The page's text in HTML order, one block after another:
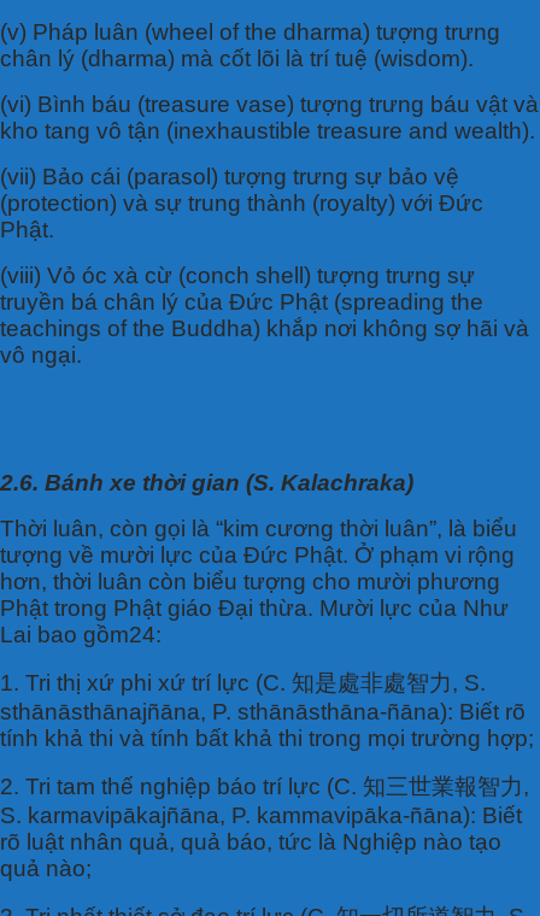
(v) Pháp luân (wheel of the dharma) tượng trưng
chân lý (dharma) mà cốt lõi là trí tuệ (wisdom).
(vi) Bình báu (treasure vase) tượng trưng báu vật và
kho tang vô tận (inexhaustible treasure and wealth).
(vii) Bảo cái (parasol) tượng trưng sự bảo vệ
(protection) và sự trung thành (royalty) với Đức
Phật.
(viii) Vỏ óc xà cừ (conch shell) tượng trưng sự
truyền bá chân lý của Đức Phật (spreading the
teachings of the Buddha) khắp nơi không sợ hãi và
vô ngại.
2.6. Bánh xe thời gian (S. Kalachraka)
Thời luân, còn gọi là “kim cương thời luân”, là biểu
tượng về mười lực của Đức Phật. Ở phạm vi rộng
hơn, thời luân còn biểu tượng cho mười phương
Phật trong Phật giáo Đại thừa. Mười lực của Như
Lai bao gồm24:
1. Tri thị xứ phi xứ trí lực (C. 知是處非處智力, S.
sthānāsthānajñāna, P. sthānāsthāna-ñāna): Biết rõ
tính khả thi và tính bất khả thi trong mọi trường hợp;
2. Tri tam thế nghiệp báo trí lực (C. 知三世業報智力,
S. karmavipākajñāna, P. kammavipāka-ñāna): Biết
rõ luật nhân quả, quả báo, tức là Nghiệp nào tạo
quả nào;